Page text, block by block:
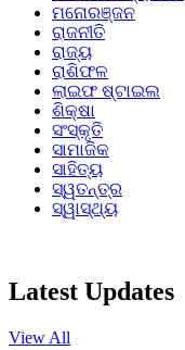
ମନୋରଞ୍ଜନ
ରାଜନୀତି
ରାଜ୍ୟ
ରାଶିଫଳ
ଲାଇଫ ଷ୍ଟାଇଲ
ଶିକ୍ଷା
ସଂସ୍କୃତି
ସାମାଜିକ
ସାହିତ୍ୟ
ସ୍ୱତନ୍ତ୍ର
ସ୍ୱାସ୍ଥ୍ୟ
Latest Updates
View All